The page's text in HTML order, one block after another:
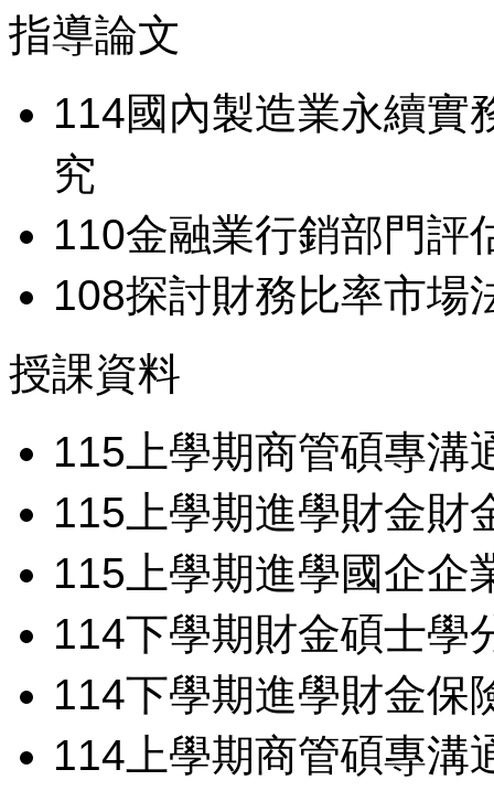
指導論文
114國內製造業永續實
究
110金融業行銷部門評
108探討財務比率市場
授課資料
115 上學期商管碩專溝
115 上學期進學財金財
115 上學期進學國企企
114下學期財金碩士學
114下學期進學財金保
114 上學期商管碩專溝